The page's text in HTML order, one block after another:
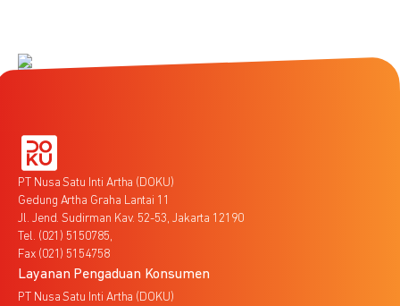
PT Nusa Satu Inti Artha (DOKU)
Gedung Artha Graha Lantai 11
Jl. Jend. Sudirman Kav. 52-53, Jakarta 12190
Tel. (021) 5150785,
Fax (021) 5154758
Layanan Pengaduan Konsumen
PT Nusa Satu Inti Artha (DOKU)